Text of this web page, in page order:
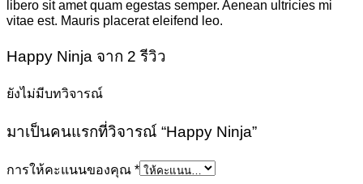
libero sit amet quam egestas semper. Aenean ultricies mi
vitae est. Mauris placerat eleifend leo.
Happy Ninja จาก 2 รีวิว
ยังไม่มีบทวิจารณ์
มาเป็นคนแรกที่วิจารณ์ “Happy Ninja”
การให้คะแนนของคุณ *